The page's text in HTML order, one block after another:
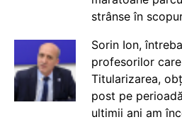
strânse în
Sorin Ion,
profesorilor
Titularizarea,
post pe
ultimii ani am